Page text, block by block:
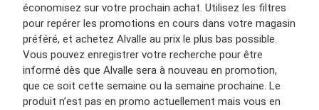
économisez sur votre prochain achat. Utilisez les filtres
pour repérer les promotions en cours dans votre magasin
préféré, et achetez Alvalle au prix le plus bas possible.
Vous pouvez enregistrer votre recherche pour être
informé dès que Alvalle sera à nouveau en promotion,
que ce soit cette semaine ou la semaine prochaine. Le
produit n’est pas en promo actuellement mais vous en